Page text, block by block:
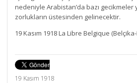
nedeniyle Arabistan’da bazı gecikmeler
zorlukların üstesinden gelinecektir.
19 Kasım 1918 La Libre Belgique
19 Kasım 1918